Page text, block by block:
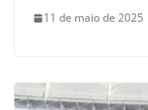
11 de maio de 2025